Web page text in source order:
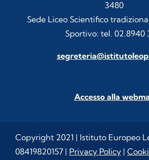
3480
Sede Liceo Scientifico
Sportivo: tel. 02.8940
Accesso alla
Copyright 2021 | Istituto Europeo
08419820157 | Privacy Policy|